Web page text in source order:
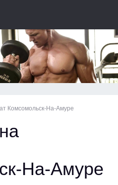
Комсомольск-На-Амуре
На-Амуре